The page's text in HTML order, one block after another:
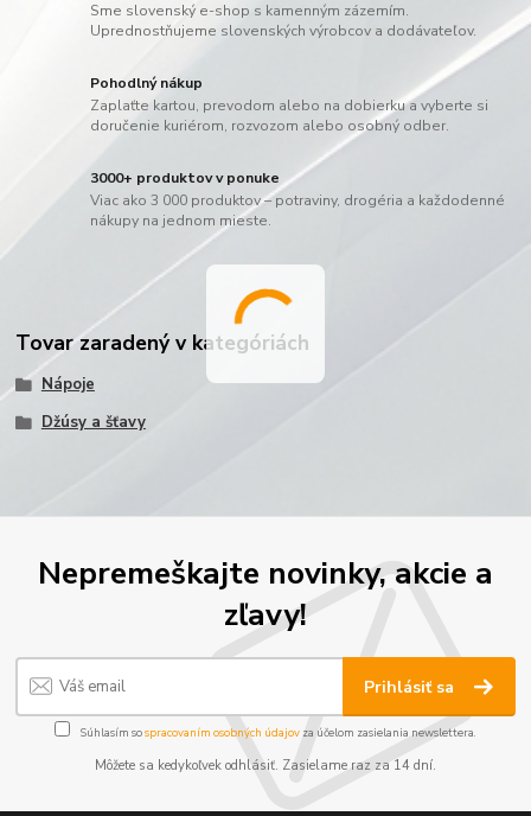
Sme slovenský e-shop s kamenným zázemím.
Uprednostňujeme slovenských výrobcov a dodávateľov.
Pohodlný nákup
Zaplaťte kartou, prevodom alebo na dobierku a vyberte si
doručenie kuriérom, rozvozom alebo osobný odber.
3000+ produktov v ponuke
Viac ako 3 000 produktov – potraviny, drogéria a každodenné
nákupy na jednom mieste.
Tovar zaradený v kategóriách
Nápoje
Džúsy a šťavy
Nepremeškajte novinky, akcie a
zľavy!
Prihlásiť sa
Súhlasím sospracovaním osobných údajov za účelom zasielania newslettera.
Môžete sa kedykoľvek odhlásiť. Zasielame raz za 14 dní.